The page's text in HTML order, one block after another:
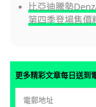
比亞迪騰勢
第四季登場售價
更多精彩文章每日送到